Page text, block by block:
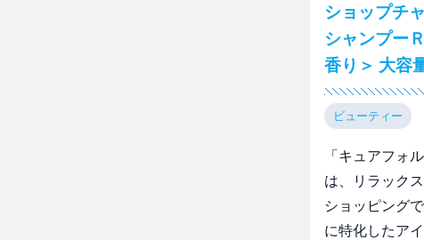
ショップチ
シャンプー
香り＞ 大容
ビューティー
「キュアフォ
は、リラック
ショッピング
に特化したア